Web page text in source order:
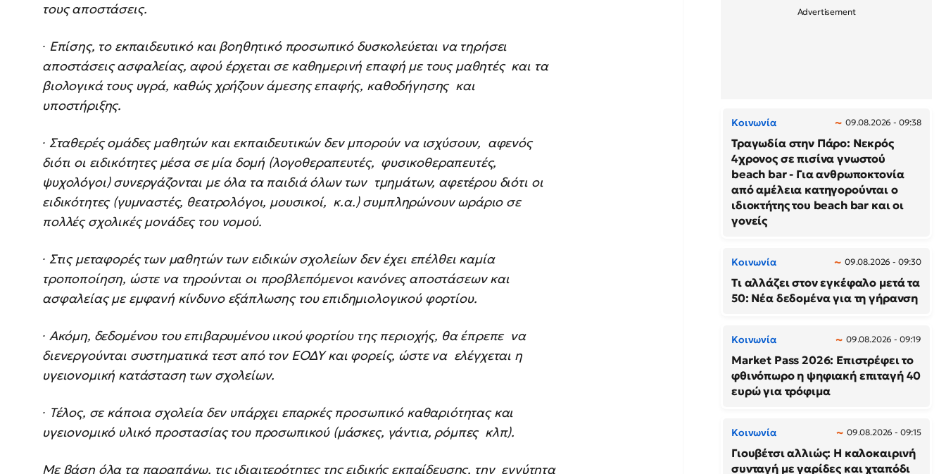
τους αποστάσεις.
∙ Επίσης, το εκπαιδευτικό και βοηθητικό προσωπικό δυσκολεύεται να τηρήσει
αποστάσεις ασφαλείας, αφού έρχεται σε καθημερινή επαφή με τους μαθητές και τα
βιολογικά τους υγρά, καθώς χρήζουν άμεσης επαφής, καθοδήγησης και
υποστήριξης.
∙ Σταθερές ομάδες μαθητών και εκπαιδευτικών δεν μπορούν να ισχύσουν, αφενός
διότι οι ειδικότητες μέσα σε μία δομή (λογοθεραπευτές, φυσικοθεραπευτές,
ψυχολόγοι) συνεργάζονται με όλα τα παιδιά όλων των τμημάτων, αφετέρου διότι οι
ειδικότητες (γυμναστές, θεατρολόγοι, μουσικοί, κ.α.) συμπληρώνουν ωράριο σε
πολλές σχολικές μονάδες του νομού.
∙ Στις μεταφορές των μαθητών των ειδικών σχολείων δεν έχει επέλθει καμία
τροποποίηση, ώστε να τηρούνται οι προβλεπόμενοι κανόνες αποστάσεων και
ασφαλείας με εμφανή κίνδυνο εξάπλωσης του επιδημιολογικού φορτίου.
∙ Ακόμη, δεδομένου του επιβαρυμένου ιικού φορτίου της περιοχής, θα έπρεπε να
διενεργούνται συστηματικά τεστ από τον ΕΟΔΥ και φορείς, ώστε να ελέγχεται η
υγειονομική κατάσταση των σχολείων.
∙ Τέλος, σε κάποια σχολεία δεν υπάρχει επαρκές προσωπικό καθαριότητας και
υγειονομικό υλικό προστασίας του προσωπικού (μάσκες, γάντια, ρόμπες κλπ).
Με βάση όλα τα παραπάνω, τις ιδιαιτερότητες της ειδικής εκπαίδευσης, την εγγύτητα
Κοινωνία 09.08.2026 - 09:38
Τραγωδία στην Πάρο: Νεκρός
4χρονος σε πισίνα γνωστού
beach bar - Για ανθρωποκτονία
από αμέλεια κατηγορούνται ο
ιδιοκτήτης του beach bar και οι
γονείς
Κοινωνία 09.08.2026 - 09:30
Τι αλλάζει στον εγκέφαλο μετά τα
50: Νέα δεδομένα για τη γήρανση
Κοινωνία 09.08.2026 - 09:19
Market Pass 2026: Επιστρέφει το
φθινόπωρο η ψηφιακή επιταγή 40
ευρώ για τρόφιμα
Κοινωνία 09.08.2026 - 09:15
Γιουβέτσι αλλιώς: Η καλοκαιρινή
συνταγή με γαρίδες και χταπόδι